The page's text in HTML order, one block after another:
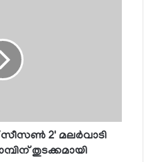
2' മലര്‍വാടി
തുടക്കമായി